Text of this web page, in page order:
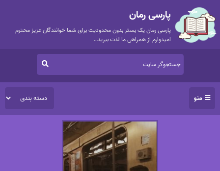
پارسی رمان
پارسی رمان یک بستر بدون محدودیت برای شما خوانندگان عزیز محترم
امیدوارم از همراهی ما لذت ببرید…
منو